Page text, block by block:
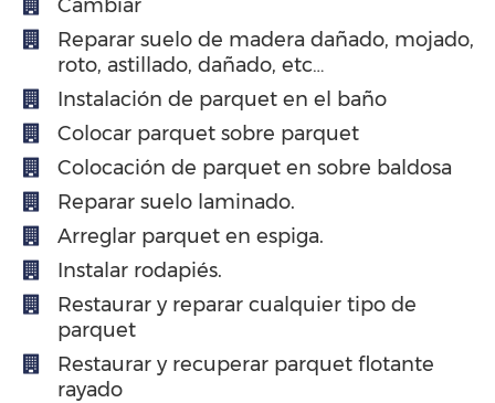
Cambiar
Reparar suelo de madera dañado, mojado,
roto, astillado, dañado, etc…
Instalación de parquet en el baño
Colocar parquet sobre parquet
Colocación de parquet en sobre baldosa
Reparar suelo laminado.
Arreglar parquet en espiga.
Instalar rodapiés.
Restaurar y reparar cualquier tipo de
parquet
Restaurar y recuperar parquet flotante
rayado